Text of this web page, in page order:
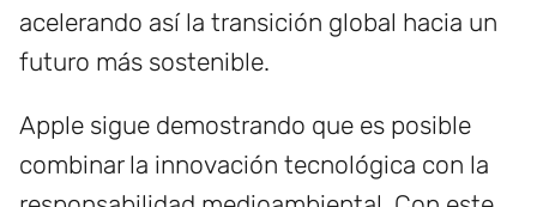
acelerando así la transición global hacia un
futuro más sostenible.
Apple sigue demostrando que es posible
combinar la innovación tecnológica con la